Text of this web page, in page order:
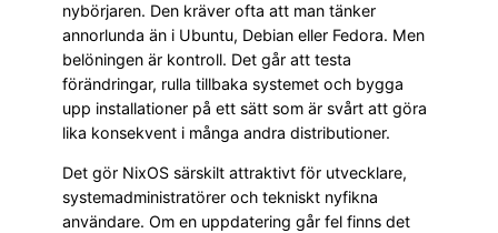
nybörjaren. Den kräver ofta att man tänker
annorlunda än i Ubuntu, Debian eller Fedora. Men
belöningen är kontroll. Det går att testa
förändringar, rulla tillbaka systemet och bygga
upp installationer på ett sätt som är svårt att göra
lika konsekvent i många andra distributioner.
Det gör NixOS särskilt attraktivt för utvecklare,
systemadministratörer och tekniskt nyfikna
användare. Om en uppdatering går fel finns det